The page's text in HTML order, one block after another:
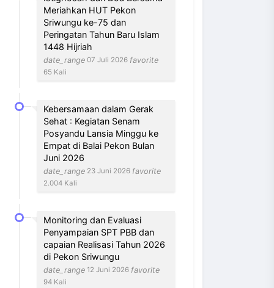
Meriahkan HUT Pekon
Sriwungu ke-75 dan
Peringatan Tahun Baru Islam
1448 Hijriah
date_range 07 Juli 2026 favorite
65 Kali
Kebersamaan dalam Gerak
Sehat : Kegiatan Senam
Posyandu Lansia Minggu ke
Empat di Balai Pekon Bulan
Juni 2026
date_range 23 Juni 2026 favorite
2.004 Kali
Monitoring dan Evaluasi
Penyampaian SPT PBB dan
capaian Realisasi Tahun 2026
di Pekon Sriwungu
date_range 12 Juni 2026 favorite
94 Kali